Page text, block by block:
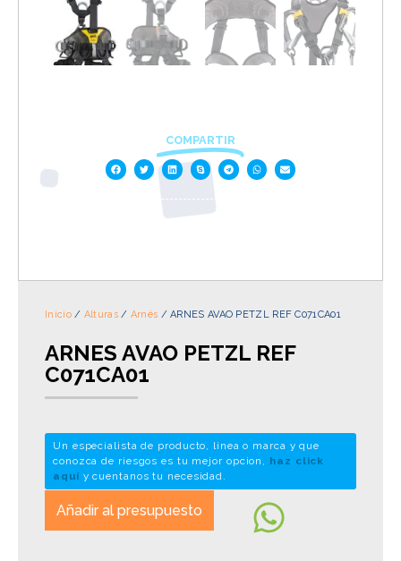
COMPARTIR
Inicio/ Alturas/ Arnés / ARNES AVAO PETZL REF C071CA01
ARNES AVAO PETZL REF
C071CA01
Un especialista de producto, linea o marca y que
conozca de riesgos es tu mejor opcion, haz click
aquí y cuentanos tu necesidad.
Añadir al presupuesto